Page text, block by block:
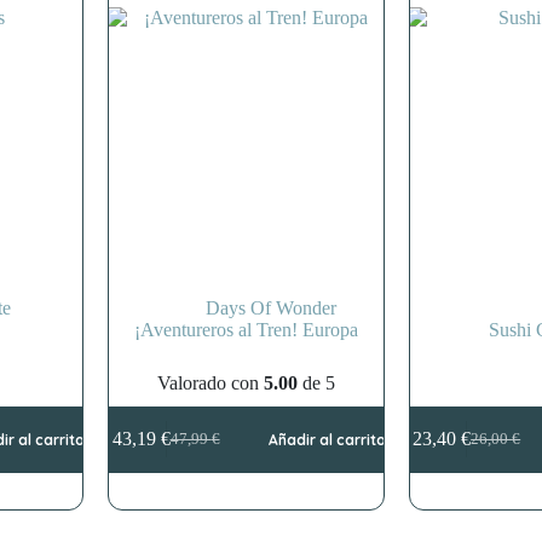
al carrito
Days Of Wonder
¡Aventureros al Tren! Europa
Valorado con5.00 de 5
47,99€
El
precio
era:
43,19 €El
precio
es:
Añadir al carrito
Sushi
26,00€
El
precio
era:
23,40€El
precio
es: